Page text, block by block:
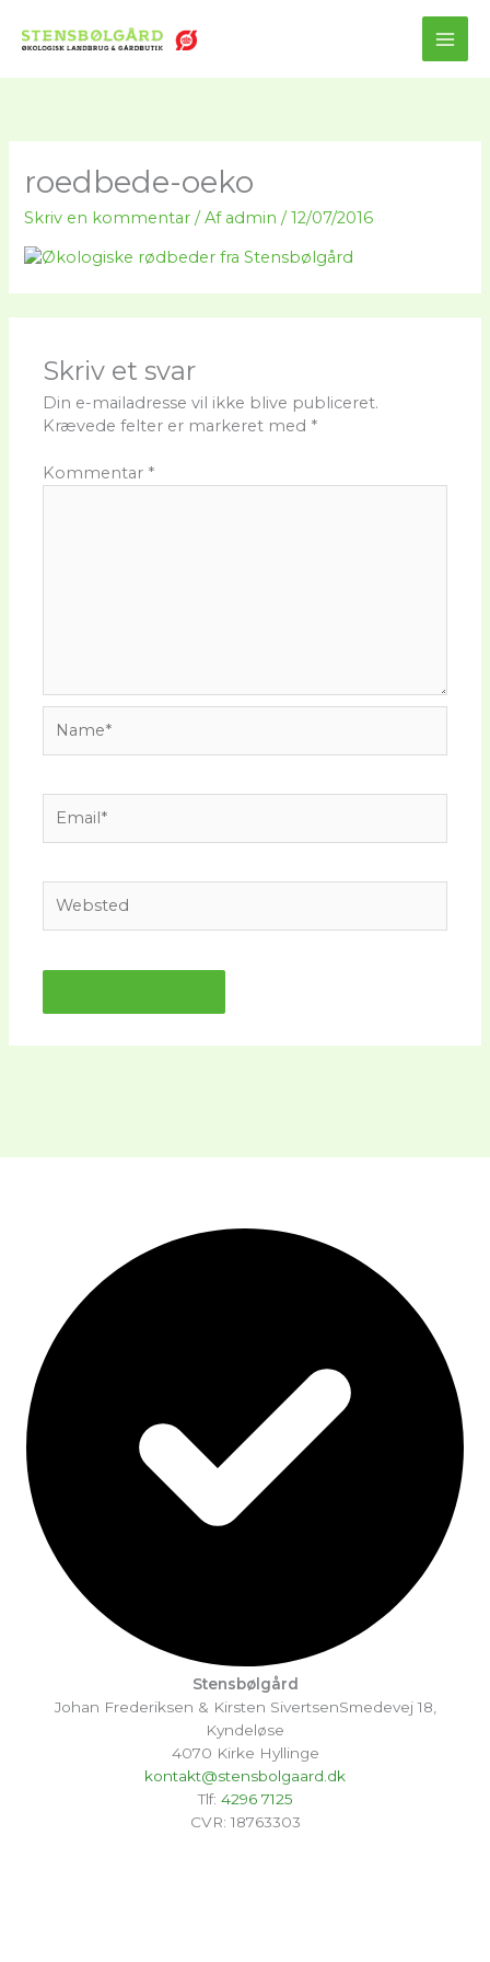
indholdet
roedbede-oeko
Skriv en kommentar / Af admin/12/07/2016
Skriv et svar
Din e-mailadresse vil ikke blive publiceret.
Krævede felter er markeret med *
Kommentar *
Stensbølgård
Johan Frederiksen & Kirsten SivertsenSmedevej 18,
Kyndeløse
4070 Kirke Hyllinge
kontakt@stensbolgaard.dk
Tlf: 4296 7125
CVR: 18763303